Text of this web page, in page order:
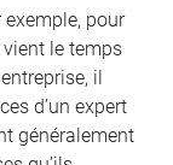
pour
le temps
il
d’un expert
généralement